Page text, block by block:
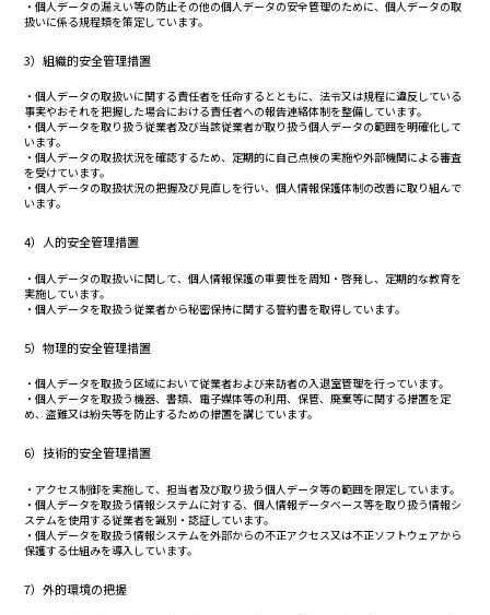
・個人データの漏えい等の防止その他の個人データの安全管理のために、個人データの取
扱いに係る規程類を策定しています。
3）組織的安全管理措置
・個人データの取扱いに関する責任者を任命するとともに、法令又は規程に違反している
事実やおそれを把握した場合における責任者への報告連絡体制を整備しています。
・個人データを取り扱う従業者及び当該従業者が取り扱う個人データの範囲を明確化して
います。
・個人データの取扱状況を確認するため、定期的に自己点検の実施や外部機関による審査
を受けています。
・個人データの取扱状況の把握及び見直しを行い、個人情報保護体制の改善に取り組んで
います。
4）人的安全管理措置
・個人データの取扱いに関して、個人情報保護の重要性を周知・啓発し、定期的な教育を
実施しています。
・個人データを取扱う従業者から秘密保持に関する誓約書を取得しています。
5）物理的安全管理措置
・個人データを取扱う区域において従業者および来訪者の入退室管理を行っています。
・個人データを取扱う機器、書類、電子媒体等の利用、保管、廃棄等に関する措置を定
め、盗難又は紛失等を防止するための措置を講じています。
6）技術的安全管理措置
・アクセス制御を実施して、担当者及び取り扱う個人データ等の範囲を限定しています。
・個人データを取扱う情報システムに対する、個人情報データベース等を取り扱う情報シ
ステムを使用する従業者を識別・認証しています。
・個人データを取扱う情報システムを外部からの不正アクセス又は不正ソフトウェアから
保護する仕組みを導入しています。
7）外的環境の把握